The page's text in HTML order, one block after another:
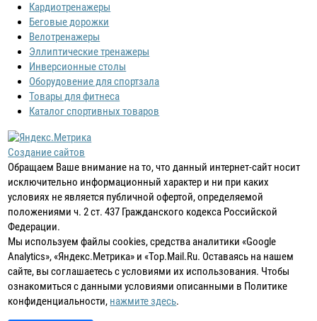
Кардиотренажеры
Беговые дорожки
Велотренажеры
Эллиптические тренажеры
Инверсионные столы
Оборудовение для спортзала
Товары для фитнеса
Каталог спортивных товаров
Создание сайтов
Обращаем Ваше внимание на то, что данный интернет-сайт носит
исключительно информационный характер и ни при каких
условиях не является публичной офертой, определяемой
положениями ч. 2 ст. 437 Гражданского кодекса Российской
Федерации.
Мы используем файлы cookies, средства аналитики «Google
Analytics», «Яндекс.Метрика» и «Top.Mail.Ru. Оставаясь на нашем
сайте, вы соглашаетесь с условиями их использования. Чтобы
ознакомиться с данными условиями описанными в Политике
конфиденциальности, нажмите здесь.